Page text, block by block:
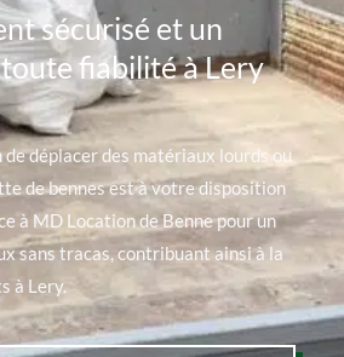
sécurisé et un
fiabilité à Lery
de déplacer des matériaux lourds ou
de bennes est à votre disposition
à MD Location de Benne pour un
sans tracas, contribuant ainsi à la
à Lery.